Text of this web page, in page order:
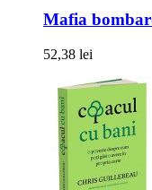
Mafia
52,38 lei